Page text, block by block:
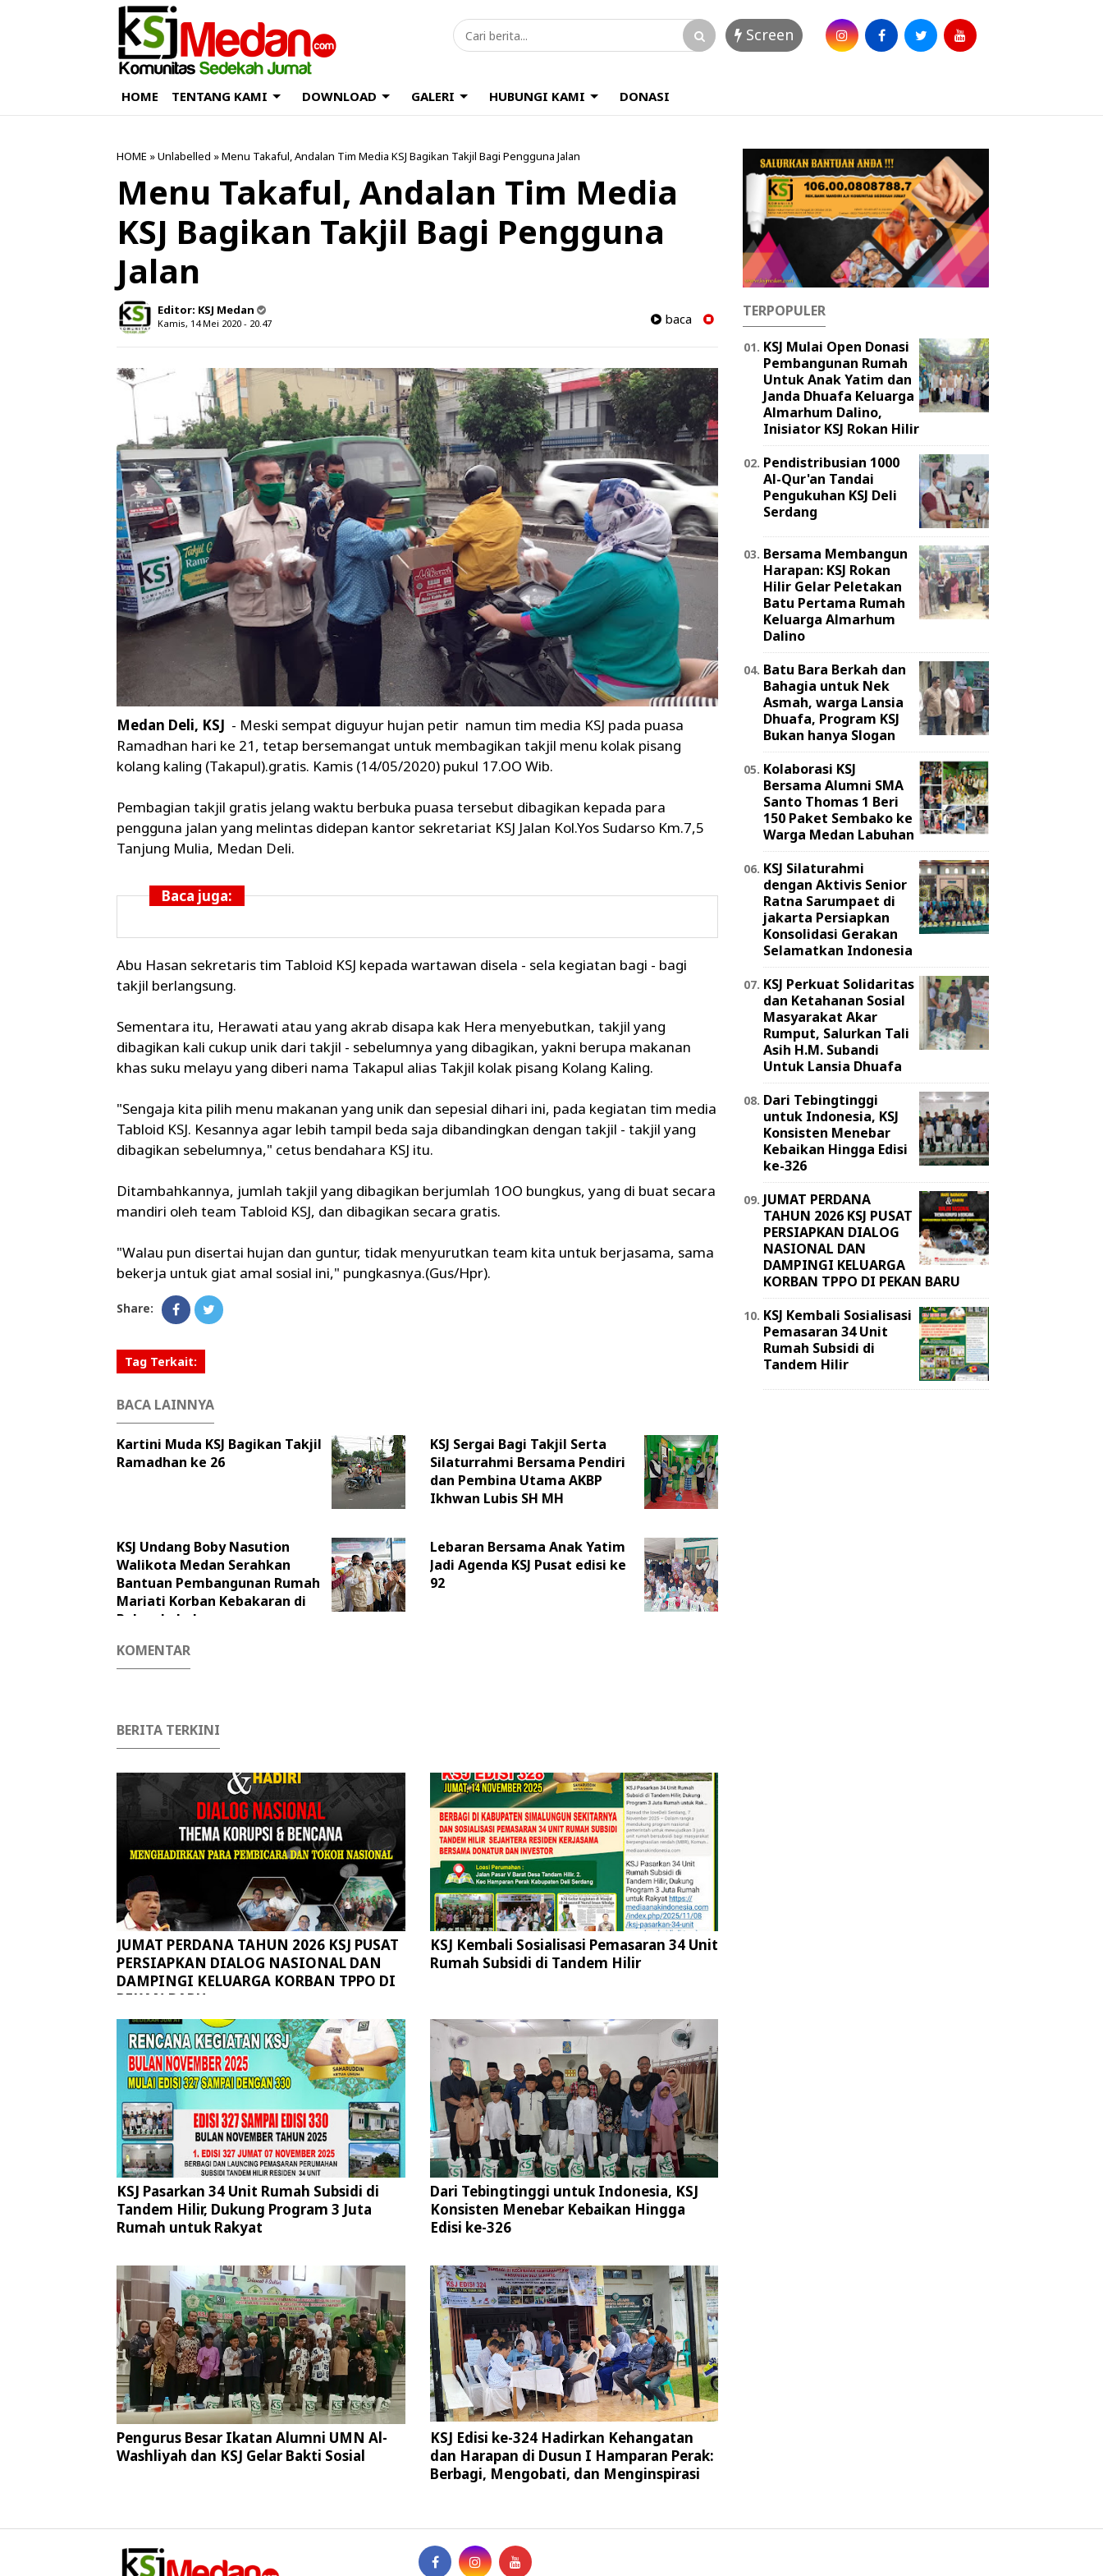
Screen
HOME TENTANG KAMI DOWNLOAD GALERI HUBUNGI KAMI DONASI
HOME » Unlabelled » Menu Takaful, Andalan Tim Media KSJ Bagikan Takjil Bagi Pengguna Jalan
Menu Takaful, Andalan Tim Media
KSJ Bagikan Takjil Bagi Pengguna
Jalan
Editor: KSJ Medan
Kamis, 14 Mei 2020 - 20.47 baca
Medan Deli, KSJ - Meski sempat diguyur hujan petir namun tim media KSJ pada puasa
Ramadhan hari ke 21, tetap bersemangat untuk membagikan takjil menu kolak pisang
kolang kaling (Takapul).gratis. Kamis (14/05/2020) pukul 17.OO Wib.
Pembagian takjil gratis jelang waktu berbuka puasa tersebut dibagikan kepada para
pengguna jalan yang melintas didepan kantor sekretariat KSJ Jalan Kol.Yos Sudarso Km.7,5
Tanjung Mulia, Medan Deli.
Baca juga:
Abu Hasan sekretaris tim Tabloid KSJ kepada wartawan disela - sela kegiatan bagi - bagi
takjil berlangsung.
Sementara itu, Herawati atau yang akrab disapa kak Hera menyebutkan, takjil yang
dibagikan kali cukup unik dari takjil - sebelumnya yang dibagikan, yakni berupa makanan
khas suku melayu yang diberi nama Takapul alias Takjil kolak pisang Kolang Kaling.
"Sengaja kita pilih menu makanan yang unik dan sepesial dihari ini, pada kegiatan tim media
Tabloid KSJ. Kesannya agar lebih tampil beda saja dibandingkan dengan takjil - takjil yang
dibagikan sebelumnya," cetus bendahara KSJ itu.
Ditambahkannya, jumlah takjil yang dibagikan berjumlah 1OO bungkus, yang di buat secara
mandiri oleh team Tabloid KSJ, dan dibagikan secara gratis.
"Walau pun disertai hujan dan guntur, tidak menyurutkan team kita untuk berjasama, sama
bekerja untuk giat amal sosial ini," pungkasnya.(Gus/Hpr).
Share:
Tag Terkait:
BACA LAINNYA
Kartini Muda KSJ Bagikan Takjil
Ramadhan ke 26
KSJ Sergai Bagi Takjil Serta
Silaturrahmi Bersama Pendiri
dan Pembina Utama AKBP
Ikhwan Lubis SH MH
KSJ Undang Boby Nasution
Walikota Medan Serahkan
Bantuan Pembangunan Rumah
Mariati Korban Kebakaran di
Pekan Labuhan
Lebaran Bersama Anak Yatim
Jadi Agenda KSJ Pusat edisi ke
92
KOMENTAR
BERITA TERKINI
JUMAT PERDANA TAHUN 2026 KSJ PUSAT
PERSIAPKAN DIALOG NASIONAL DAN
DAMPINGI KELUARGA KORBAN TPPO DI
PEKAN BARU
KSJ Kembali Sosialisasi Pemasaran 34 Unit
Rumah Subsidi di Tandem Hilir
KSJ Pasarkan 34 Unit Rumah Subsidi di
Tandem Hilir, Dukung Program 3 Juta
Rumah untuk Rakyat
Dari Tebingtinggi untuk Indonesia, KSJ
Konsisten Menebar Kebaikan Hingga
Edisi ke-326
Pengurus Besar Ikatan Alumni UMN Al-
Washliyah dan KSJ Gelar Bakti Sosial
KSJ Edisi ke-324 Hadirkan Kehangatan
dan Harapan di Dusun I Hamparan Perak:
Berbagi, Mengobati, dan Menginspirasi
TERPOPULER
KSJ Mulai Open Donasi
Pembangunan Rumah
Untuk Anak Yatim dan
Janda Dhuafa Keluarga
Almarhum Dalino,
Inisiator KSJ Rokan Hilir
Pendistribusian 1000
Al-Qur'an Tandai
Pengukuhan KSJ Deli
Serdang
Bersama Membangun
Harapan: KSJ Rokan
Hilir Gelar Peletakan
Batu Pertama Rumah
Keluarga Almarhum
Dalino
Batu Bara Berkah dan
Bahagia untuk Nek
Asmah, warga Lansia
Dhuafa, Program KSJ
Bukan hanya Slogan
Kolaborasi KSJ
Bersama Alumni SMA
Santo Thomas 1 Beri
150 Paket Sembako ke
Warga Medan Labuhan
KSJ Silaturahmi
dengan Aktivis Senior
Ratna Sarumpaet di
jakarta Persiapkan
Konsolidasi Gerakan
Selamatkan Indonesia
KSJ Perkuat Solidaritas
dan Ketahanan Sosial
Masyarakat Akar
Rumput, Salurkan Tali
Asih H.M. Subandi
Untuk Lansia Dhuafa
Dari Tebingtinggi
untuk Indonesia, KSJ
Konsisten Menebar
Kebaikan Hingga Edisi
ke-326
JUMAT PERDANA
TAHUN 2026 KSJ PUSAT
PERSIAPKAN DIALOG
NASIONAL DAN
DAMPINGI KELUARGA
KORBAN TPPO DI PEKAN BARU
KSJ Kembali Sosialisasi
Pemasaran 34 Unit
Rumah Subsidi di
Tandem Hilir